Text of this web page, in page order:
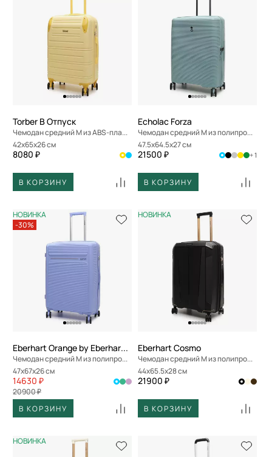
Torber В Отпуск
Чемодан средний M из ABS-пластика
42x65x26 см
8080 ₽
В КОРЗИНУ
Echolac Forza
Чемодан средний M из полипропилена
47.5x64.5x27 см
21500 ₽ + 1
В КОРЗИНУ
НОВИНКА
-30%
Eberhart Orange by Eberhart Weekend
Чемодан средний M из полипропилена
47x67x26 см
14630 ₽
20900 ₽
В КОРЗИНУ
НОВИНКА
Eberhart Cosmo
Чемодан средний M из полипропилена
44x65.5x28 см
21900 ₽
В КОРЗИНУ
НОВИНКА